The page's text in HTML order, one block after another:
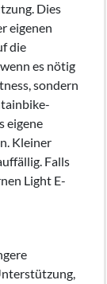
Dies
eigenen
die
es nötig
sondern
eigene
Kleiner
Falls
Light E-